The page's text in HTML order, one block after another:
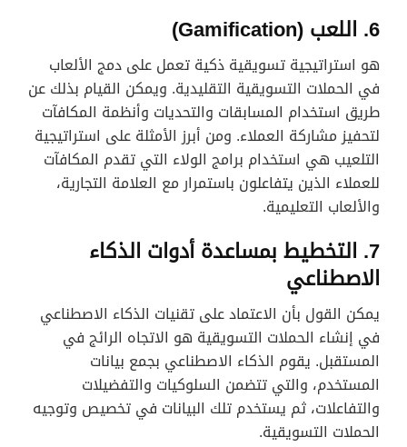
6. اللعب (Gamification)
هو استراتيجية تسويقية ذكية تعمل على دمج الألعاب
في الحملات التسويقية التقليدية. ويمكن القيام بذلك عن
طريق استخدام المسابقات والتحديات وأنظمة المكافآت
لتحفيز مشاركة العملاء. ومن أبرز الأمثلة على استراتيجية
التلعيب هي استخدام برامج الولاء التي تقدم المكافآت
للعملاء الذين يتفاعلون باستمرار مع العلامة التجارية،
والألعاب التعليمية.
7. التخطيط بمساعدة أدوات الذكاء
الاصطناعي
يمكن القول بأن الاعتماد على تقنيات الذكاء الاصطناعي
في إنشاء الحملات التسويقية هو الاتجاه الرائج في
المستقبل. يقوم الذكاء الاصطناعي بجمع بيانات
المستخدم، والتي تتضمن السلوكيات والتفضيلات
والتفاعلات، ثم يستخدم تلك البيانات في تخصيص وتوجيه
الحملات التسويقية.